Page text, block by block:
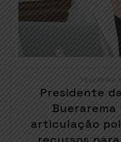
Presidente
articulação